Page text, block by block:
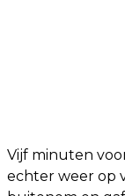
Vijf minuten
echter weer op